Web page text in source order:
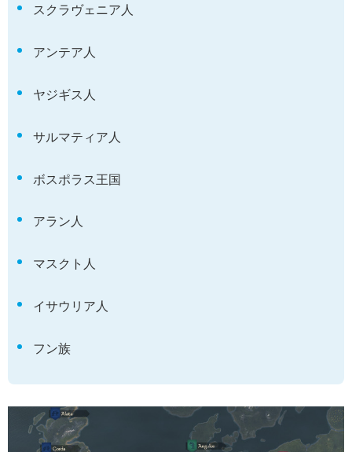
スクラヴェニア人
アンテア人
ヤジギス人
サルマティア人
ボスポラス王国
アラン人
マスクト人
イサウリア人
フン族